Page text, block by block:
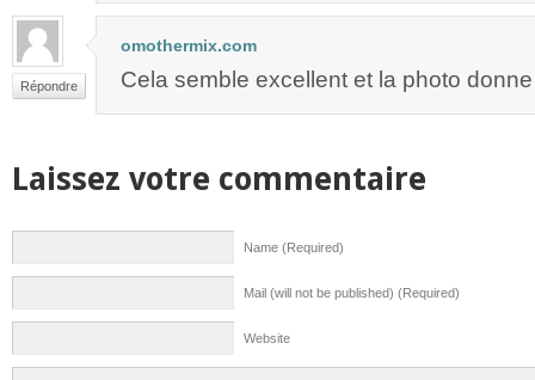
Répondre
omothermix.com
Cela semble excellent et la photo
Laissez votre commentaire
Name (Required)
Mail (will not be published) (Required)
Website